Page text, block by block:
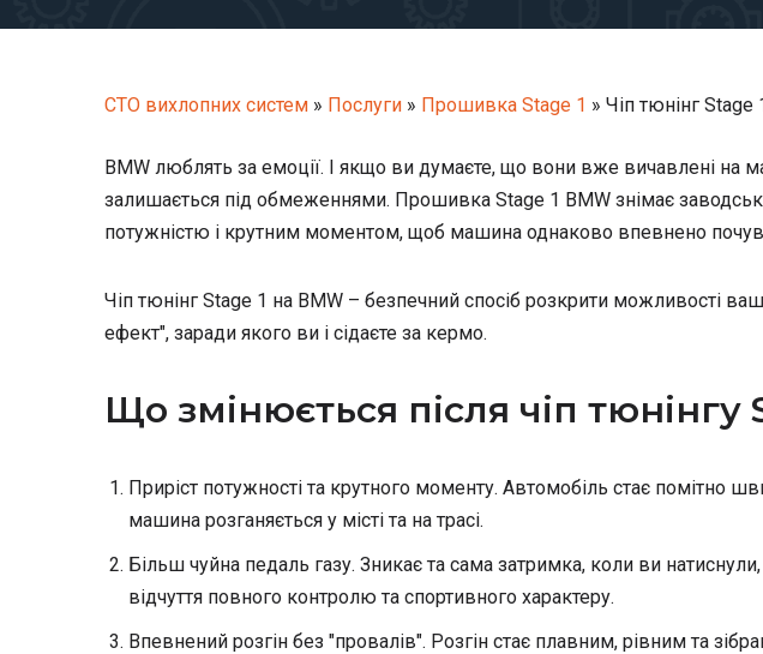
СТО вихлопних систем » Послуги » Прошивка Stage 1 » Чіп тюнінг Stage
BMW люблять за емоції. І якщо ви думаєте, що вони вже вичавлені на
залишається під обмеженнями. Прошивка Stage 1 BMW знімає
потужністю і крутним моментом, щоб машина однаково впевнено
Чіп тюнінг Stage 1 на BMW – безпечний спосіб розкрити можливості
ефект", заради якого ви і сідаєте за кермо.
Що змінюється після чіп тюнінгу
Приріст потужності та крутного моменту. Автомобіль стає помітно
машина розганяється у місті та на трасі.
Більш чуйна педаль газу. Зникає та сама затримка, коли ви
відчуття повного контролю та спортивного характеру.
Впевнений розгін без "провалів". Розгін стає плавним, рівним та